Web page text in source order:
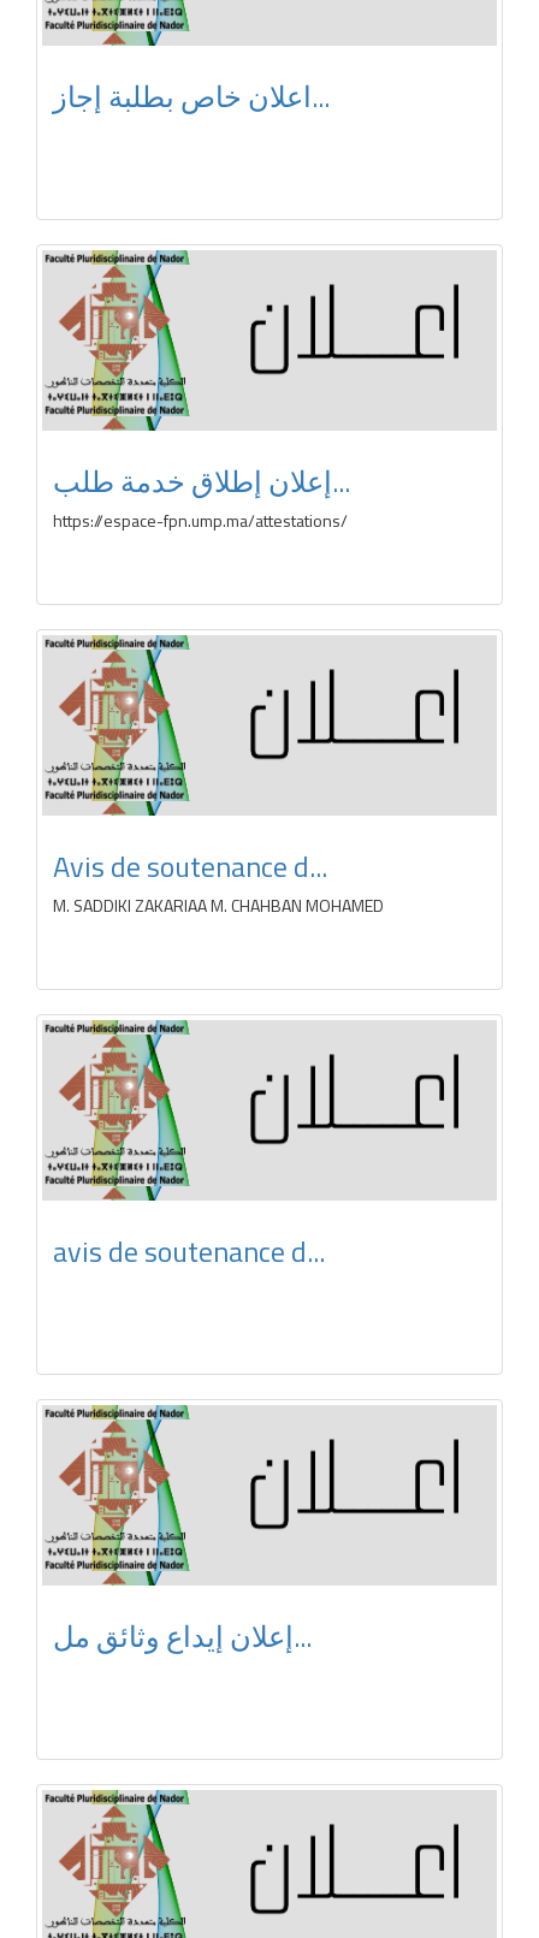
اعلان خاص بطلبة إجاز...
إعلان إطلاق خدمة طلب...
https://espace-fpn.ump.ma/attestations/
Avis de soutenance d...
M. SADDIKI ZAKARIAA M. CHAHBAN MOHAMED
avis de soutenance d...
إعلان إيداع وثائق مل...